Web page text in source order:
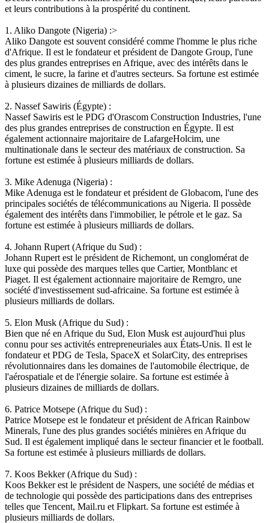
et leurs contributions à la prospérité du continent.
1. Aliko Dangote (Nigeria) :>
Aliko Dangote est souvent considéré comme l'homme le plus riche
d'Afrique. Il est le fondateur et président de Dangote Group, l'une
des plus grandes entreprises en Afrique, avec des intérêts dans le
ciment, le sucre, la farine et d'autres secteurs. Sa fortune est estimée
à plusieurs dizaines de milliards de dollars.
2. Nassef Sawiris (Égypte) :
Nassef Sawiris est le PDG d'Orascom Construction Industries, l'une
des plus grandes entreprises de construction en Égypte. Il est
également actionnaire majoritaire de LafargeHolcim, une
multinationale dans le secteur des matériaux de construction. Sa
fortune est estimée à plusieurs milliards de dollars.
3. Mike Adenuga (Nigeria) :
Mike Adenuga est le fondateur et président de Globacom, l'une des
principales sociétés de télécommunications au Nigeria. Il possède
également des intérêts dans l'immobilier, le pétrole et le gaz. Sa
fortune est estimée à plusieurs milliards de dollars.
4. Johann Rupert (Afrique du Sud) :
Johann Rupert est le président de Richemont, un conglomérat de
luxe qui possède des marques telles que Cartier, Montblanc et
Piaget. Il est également actionnaire majoritaire de Remgro, une
société d'investissement sud-africaine. Sa fortune est estimée à
plusieurs milliards de dollars.
5. Elon Musk (Afrique du Sud) :
Bien que né en Afrique du Sud, Elon Musk est aujourd'hui plus
connu pour ses activités entrepreneuriales aux États-Unis. Il est le
fondateur et PDG de Tesla, SpaceX et SolarCity, des entreprises
révolutionnaires dans les domaines de l'automobile électrique, de
l'aérospatiale et de l'énergie solaire. Sa fortune est estimée à
plusieurs dizaines de milliards de dollars.
6. Patrice Motsepe (Afrique du Sud) :
Patrice Motsepe est le fondateur et président de African Rainbow
Minerals, l'une des plus grandes sociétés minières en Afrique du
Sud. Il est également impliqué dans le secteur financier et le football.
Sa fortune est estimée à plusieurs milliards de dollars.
7. Koos Bekker (Afrique du Sud) :
Koos Bekker est le président de Naspers, une société de médias et
de technologie qui possède des participations dans des entreprises
telles que Tencent, Mail.ru et Flipkart. Sa fortune est estimée à
plusieurs milliards de dollars.